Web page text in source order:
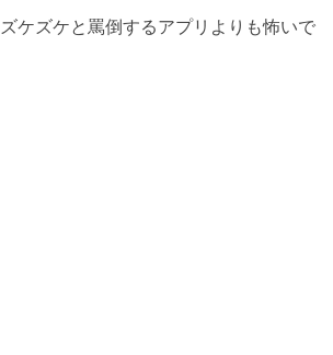
ケズケと罵倒するアプリよりも怖いで